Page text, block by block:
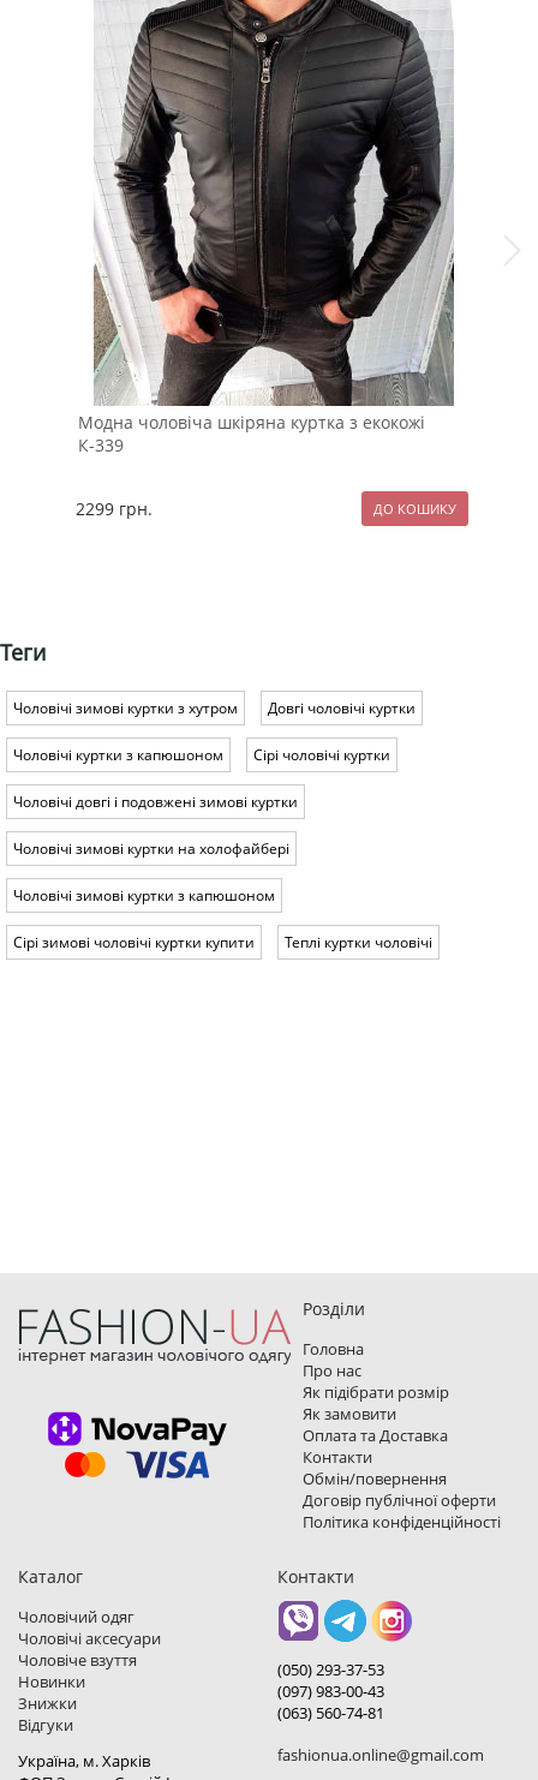
Модна чоловіча шкіряна куртка з екокожі
К-339
2299 грн.
Теги
Чоловічі зимові куртки з хутром Довгі чоловічі куртки
Чоловічі куртки з капюшоном Сірі чоловічі куртки
Чоловічі довгі і подовжені зимові куртки
Чоловічі зимові куртки на холофайбері
Чоловічі зимові куртки з капюшоном
Сірі зимові чоловічі куртки купити Теплі куртки чоловічі
Розділи
Головна
Про нас
Як підібрати розмір
Як замовити
Оплата та Доставка
Контакти
Обмін/повернення
Договір публічної оферти
Політика конфіденційності
Каталог
Чоловічий одяг
Чоловічі аксесуари
Чоловіче взуття
Новинки
Знижки
Відгуки
Україна, м. Харкiв
Контакти
(050) 293-37-53
(097) 983-00-43
(063) 560-74-81
fashionua.online@gmail.com